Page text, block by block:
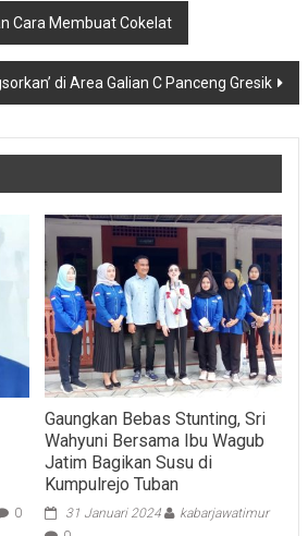
Cara Membuat Cokelat
di Area Galian C Panceng Gresik
0
Gaungkan Bebas Stunting, Sri
Wahyuni Bersama Ibu Wagub
Jatim Bagikan Susu di
Kumpulrejo Tuban
31 Januari 2024
kabarjawatimur